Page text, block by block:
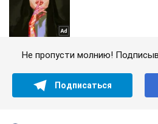
Не пропусти молнию!
Подписаться